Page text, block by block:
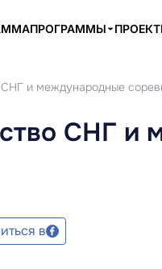
ПРОГРАММЫ
и международные
СНГ и
в